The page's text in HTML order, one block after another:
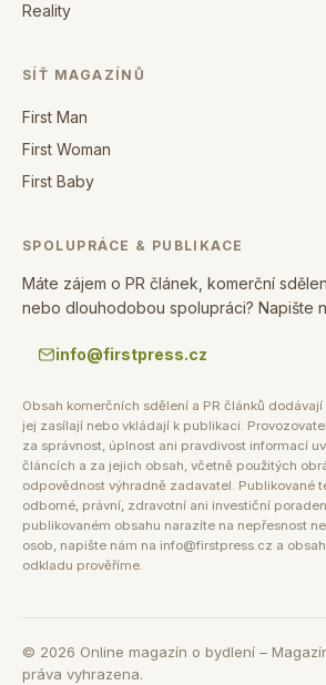
Reality
SÍŤ MAGAZÍNŮ
First Man
First Woman
First Baby
SPOLUPRÁCE & PUBLIKACE
Máte zájem o PR článek, komerční
nebo dlouhodobou spolupráci? Napište
info@firstpress.cz
Obsah komerčních sdělení a PR článků
jej zasílají nebo vkládají k publikaci.
za správnost, úplnost ani pravdivost informací
článcích a za jejich obsah, včetně použitých
odpovědnost výhradně zadavatel. Publikované
odborné, právní, zdravotní ani investiční
publikovaném obsahu narazíte na nepřesnost
osob, napište nám na info@firstpress.cz a
odkladu prověříme.
© 2026 Online magazín o bydlení –
práva vyhrazena.